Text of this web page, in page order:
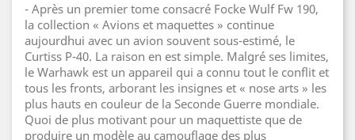
- Après un premier tome consacré Focke Wulf Fw 190,
la collection « Avions et maquettes » continue
aujourdhui avec un avion souvent sous-estimé, le
Curtiss P-40. La raison en est simple. Malgré ses limites,
le Warhawk est un appareil qui a connu tout le conflit et
tous les fronts, arborant les insignes et « nose arts » les
plus hauts en couleur de la Seconde Guerre mondiale.
Quoi de plus motivant pour un maquettiste que de
produire un modèle au camouflage des plus